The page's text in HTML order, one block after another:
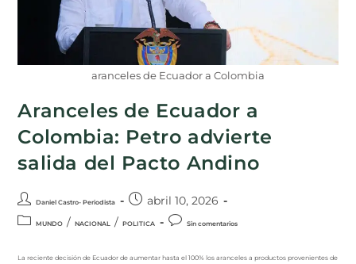
aranceles de Ecuador a Colombia
Aranceles de Ecuador a
Colombia: Petro advierte
salida del Pacto Andino
Daniel Castro- Periodista abril 10, 2026
MUNDO / NACIONAL / POLITICA Sin comentarios
La reciente decisión de Ecuador de aumentar hasta el 100% los aranceles a productos provenientes de